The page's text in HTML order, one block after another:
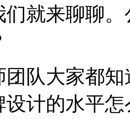
们就来聊聊
团队大家都
设计的水平